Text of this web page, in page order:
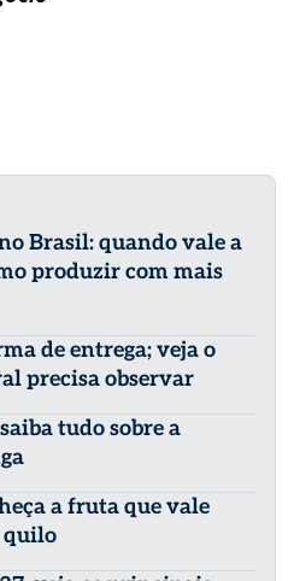
Brasil: quando vale a
produzir com mais
de entrega; veja o
precisa observar
tudo sobre a
a fruta que vale
quilo